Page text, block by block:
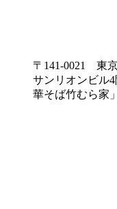
〒141-0021 東
サンリオンビル
華そば竹むら家